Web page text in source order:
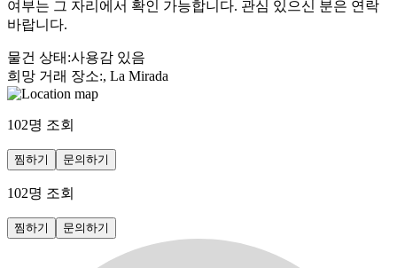
여부는 그 자리에서 확인 가능합니다. 관심 있으신 분은 연락
바랍니다.
물건 상태 :사용감 있음
희망 거래 장소:, La Mirada
102명 조회
찜하기 문의하기
102명 조회
찜하기 문의하기